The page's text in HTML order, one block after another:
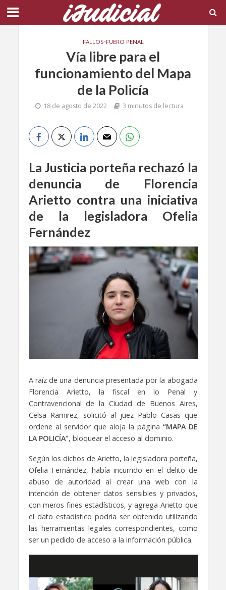
FALLOS•FUERO PENAL
Vía libre para el
funcionamiento del Mapa
de la Policía
18 de agosto de 2022 3 minutos de lectura
La Justicia porteña rechazó la
denuncia de Florencia
Arietto contra una iniciativa
de la legisladora Ofelia
Fernández
A raíz de una denuncia presentada por la abogada
Florencia Arietto, la fiscal en lo Penal y
Contravencional de la Ciudad de Buenos Aires,
Celsa Ramirez, solicitó al juez Pablo Casas que
ordene al servidor que aloja la página “MAPA DE
LA POLICÍA”, bloquear el acceso al dominio.
Según los dichos de Arietto, la legisladora porteña,
Ofelia Fernández, había incurrido en el delito de
abuso de autoridad al crear una web con la
intención de obtener datos sensibles y privados,
con meros fines estadísticos, y agrega Arietto que
el dato estadístico podría ser obtenido utilizando
las herramientas legales correspondientes, como
ser un pedido de acceso a la información pública.